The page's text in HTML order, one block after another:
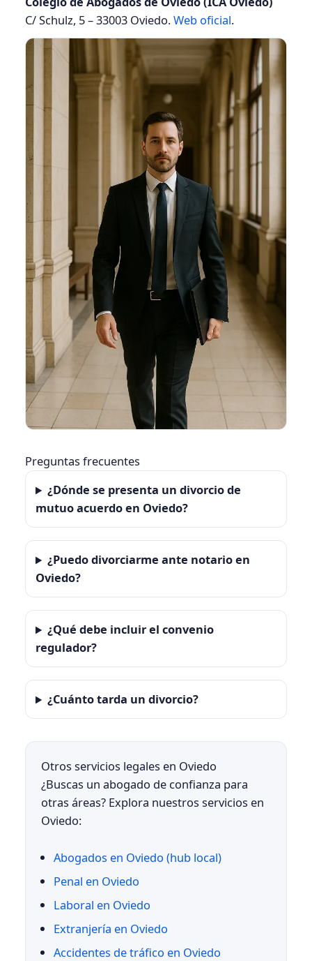
C/ Schulz, 5 – 33003 Oviedo.Web oficial.
Preguntas frecuentes
¿Dónde se presenta un divorcio de
mutuo acuerdo en Oviedo?
¿Puedo divorciarme ante notario en
Oviedo?
¿Qué debe incluir el convenio
regulador?
¿Cuánto tarda un divorcio?
Otros servicios legales en Oviedo
¿Buscas un abogado de confianza para
otras áreas? Explora nuestros servicios en
Oviedo:
Abogados en Oviedo (hub local)
Penal en Oviedo
Laboral en Oviedo
Extranjería en Oviedo
Accidentes de tráfico en Oviedo